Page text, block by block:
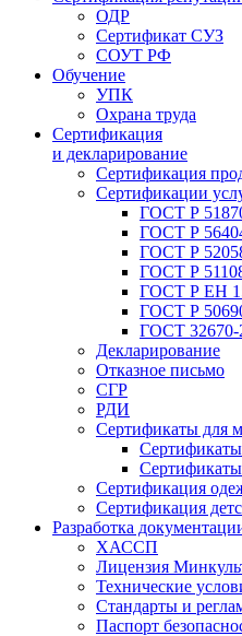
ОДР
Сертификат СУЗ
СОУТ РФ
Обучение
УПК
Охрана труда
Сертификация
и декларирование
Сертификация
Сертификации
ГОСТ Р
ГОСТ Р
ГОСТ Р
ГОСТ Р
ГОСТ Р ЕН
ГОСТ Р
ГОСТ 32670-
Декларирование
Отказное письмо
СГР
РДИ
Сертификаты для
Сертификация
Сертификация
Разработка
ХАССП
Лицензия
Технические
Стандарты и
Паспорт